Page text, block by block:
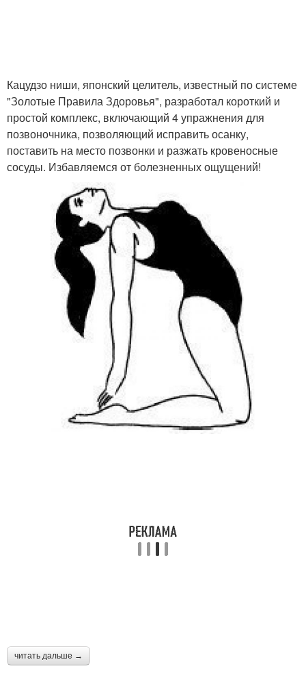
Кацудзо ниши, японский целитель, известный по системе
"Золотые Правила Здоровья", разработал короткий и
простой комплекс, включающий 4 упражнения для
позвоночника, позволяющий исправить осанку,
поставить на место позвонки и разжать кровеносные
сосуды. Избавляемся от болезненных ощущений!
читать дальше →